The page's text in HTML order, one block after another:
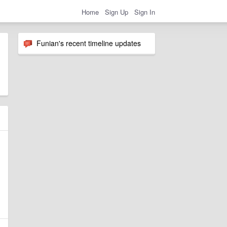
Home Sign Up Sign In
Funian's recent timeline updates